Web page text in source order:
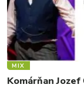
MIX
Komárňan